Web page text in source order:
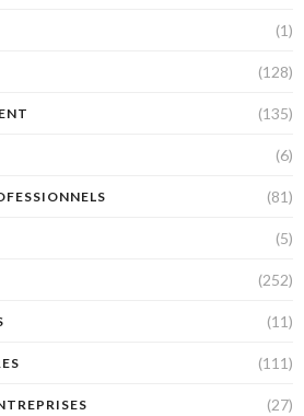
(1)
(128)
(135)
(6)
(81)
(5)
(252)
(11)
(111)
(27)